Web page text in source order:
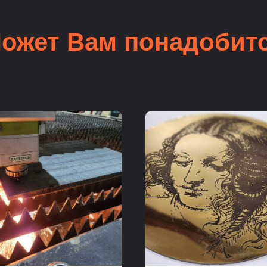
Вам